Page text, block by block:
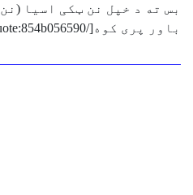
بس ته د خپل نن ټکی اسیا
باور پری کوه[/quote:854b056590]